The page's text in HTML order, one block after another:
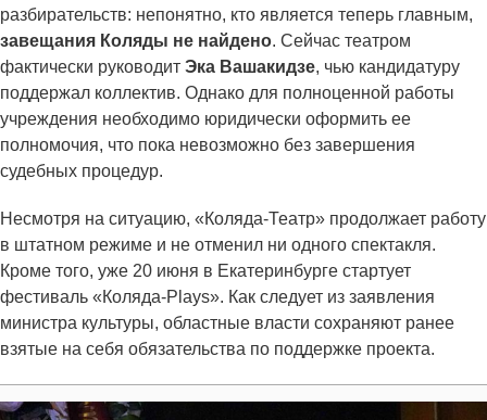
разбирательств: непонятно, кто является теперь главным,
завещания Коляды не найдено. Сейчас театром
фактически руководит Эка Вашакидзе, чью кандидатуру
поддержал коллектив. Однако для полноценной работы
учреждения необходимо юридически оформить ее
полномочия, что пока невозможно без завершения
судебных процедур.
Несмотря на ситуацию, «Коляда-Театр» продолжает работу
в штатном режиме и не отменил ни одного спектакля.
Кроме того, уже 20 июня в Екатеринбурге стартует
фестиваль «Коляда-Plays». Как следует из заявления
министра культуры, областные власти сохраняют ранее
взятые на себя обязательства по поддержке проекта.